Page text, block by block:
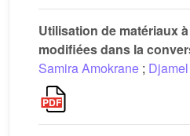
Utilisation de matériaux
modifiées dans la
Samira Amokrane ;